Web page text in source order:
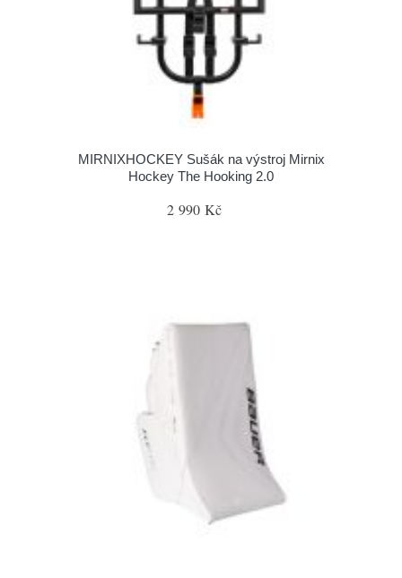
MIRNIXHOCKEY Sušák na výstroj Mirnix
Hockey The Hooking 2.0
2 990 Kč